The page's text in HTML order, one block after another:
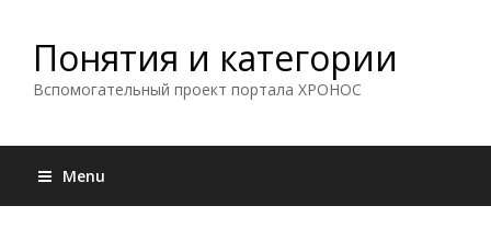
Понятия и категории
Вспомогательный проект портала ХРОНОС
Menu